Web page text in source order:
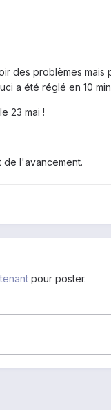
problèmes mais
a été réglé en 10
23 mai !
l'avancement.
pour poster.